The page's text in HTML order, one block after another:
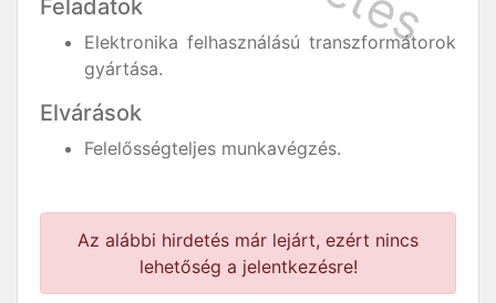
Feladatok
Elektronika felhasználású transzformátorok
gyártása.
Elvárások
Felelősségteljes munkavégzés.
Az alábbi hirdetés már lejárt, ezért nincs
lehetőség a jelentkezésre!